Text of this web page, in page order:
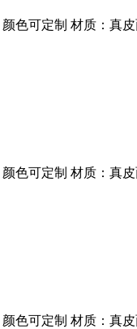
色可定制 材质：真
色可定制 材质：真
色可定制 材质：真